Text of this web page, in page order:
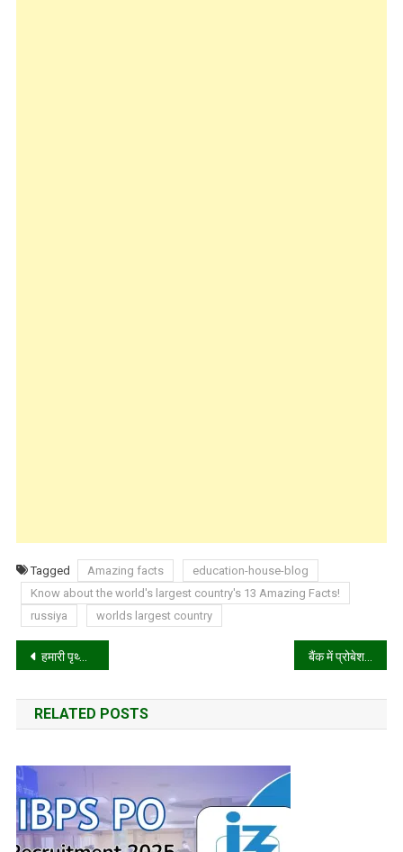
Tagged Amazing facts
education-house-blog
Know about the world's largest country's 13 Amazing Facts!
russiya
worlds largest country
Post
navigation
हमारी पृथ्वी पर मौजूद है कुछ ऐसी जगह जिन्हें देखकर आप भी दंग रह जायेगे बैंक में प्रोबेशनरी ऑफिसर यानी कि PO कैसे बनते हैं ? जाने पूरी प्रोसेस
RELATED POSTS